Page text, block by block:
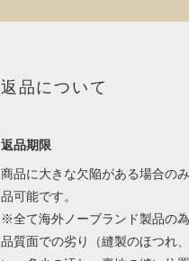
返品について
返品期限
商品に大きな欠陥がある場合の
品可能です。
※全て海外ノーブランド製品の為
品質面での劣り（縫製のほつれ